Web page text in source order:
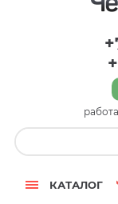
КАТАЛОГ